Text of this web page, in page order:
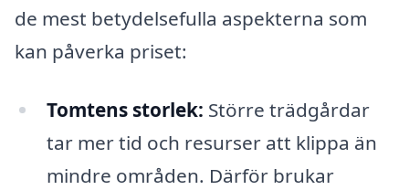
de mest betydelsefulla aspekterna som
kan påverka priset:
Tomtens storlek: Större trädgårdar
tar mer tid och resurser att klippa än
mindre områden. Därför brukar